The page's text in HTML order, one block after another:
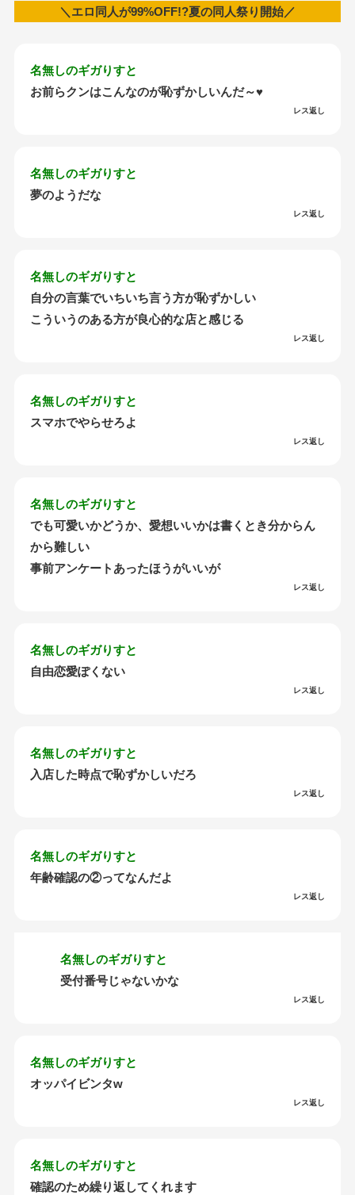
＼エロ同人が99%OFF!?夏の同人祭り開始／
名無しのギガりすと
お前らクンはこんなのが恥ずかしいんだ～♥
レス返し
名無しのギガりすと
夢のようだな
レス返し
名無しのギガりすと
自分の言葉でいちいち言う方が恥ずかしい
こういうのある方が良心的な店と感じる
レス返し
名無しのギガりすと
スマホでやらせろよ
レス返し
名無しのギガりすと
でも可愛いかどうか、愛想いいかは書くとき分からん
から難しい
事前アンケートあったほうがいいが
レス返し
名無しのギガりすと
自由恋愛ぽくない
レス返し
名無しのギガりすと
入店した時点で恥ずかしいだろ
レス返し
名無しのギガりすと
年齢確認の②ってなんだよ
レス返し
名無しのギガりすと
受付番号じゃないかな
レス返し
名無しのギガりすと
オッパイビンタw
レス返し
名無しのギガりすと
確認のため繰り返してくれます